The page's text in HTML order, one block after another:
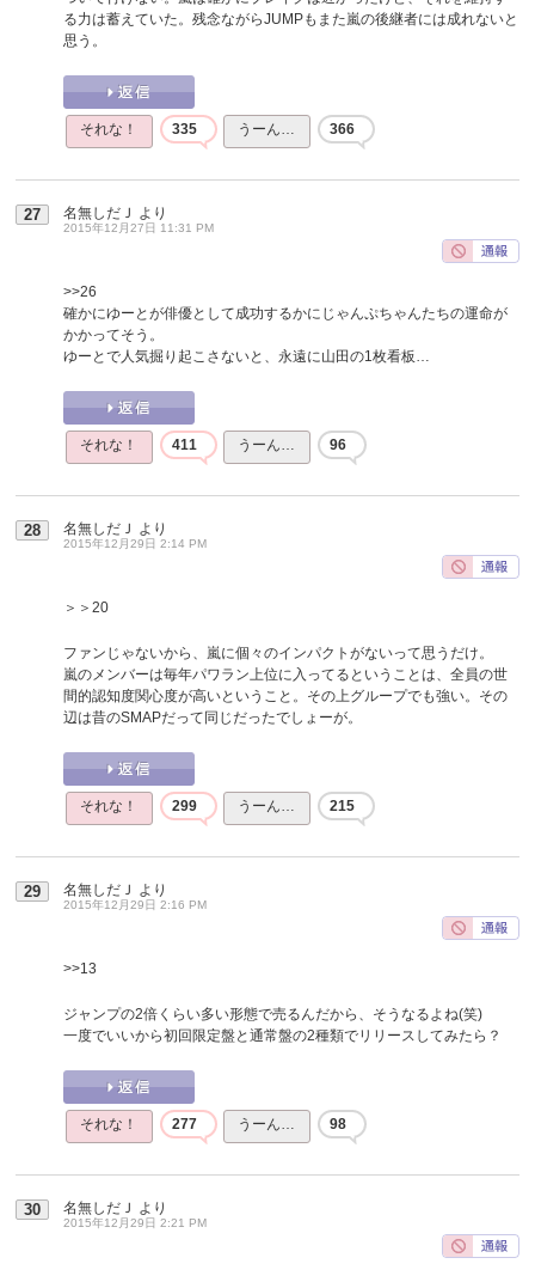
る力は蓄えていた。残念ながらJUMPもまた嵐の後継者には成れないと
思う。
それな！ 335 うーん… 366
27 名無しだＪ より
2015年12月27日 11:31 PM
>>26
確かにゆーとが俳優として成功するかにじゃんぷちゃんたちの運命が
かかってそう。
ゆーとで人気掘り起こさないと、永遠に山田の1枚看板…
それな！ 411 うーん… 96
28 名無しだＪ より
2015年12月29日 2:14 PM
＞＞20
ファンじゃないから、嵐に個々のインパクトがないって思うだけ。
嵐のメンバーは毎年パワラン上位に入ってるということは、全員の世
間的認知度関心度が高いということ。その上グループでも強い。その
辺は昔のSMAPだって同じだったでしょーが。
それな！ 299 うーん… 215
29 名無しだＪ より
2015年12月29日 2:16 PM
>>13
ジャンプの2倍くらい多い形態で売るんだから、そうなるよね(笑)
一度でいいから初回限定盤と通常盤の2種類でリリースしてみたら？
それな！ 277 うーん… 98
30 名無しだＪ より
2015年12月29日 2:21 PM